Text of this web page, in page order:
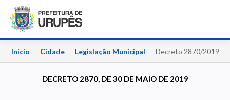
Início Cidade Legislação Municipal Decreto 2870/2019
DECRETO 2870, DE 30 DE MAIO DE 2019